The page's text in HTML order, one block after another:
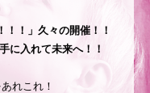
！！」 久々の開催！！
に入れて未来へ！！
れこれ！